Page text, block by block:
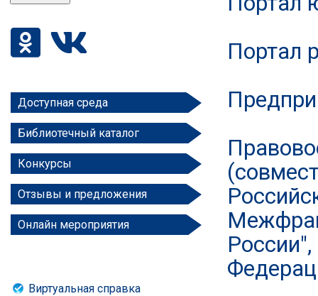
Доступная среда
Библиотечный каталог
Конкурсы
Отзывы и предложения
Онлайн мероприятия
Виртуальная справка
Портал